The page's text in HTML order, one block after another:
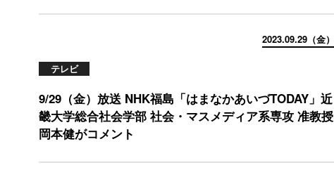
2023.09.29（金）
テレビ
9/29（金）放送 NHK福島「はまなかあいづTODAY」近
畿大学総合社会学部 社会・マスメディア系専攻 准教授
岡本健がコメント